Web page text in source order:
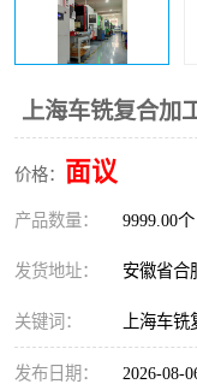
上海车铣复合加
价格： 面议
产品数量： 9999.00个
发货地址： 安徽省合
关键词： 上海车
发布日期： 2026-08-